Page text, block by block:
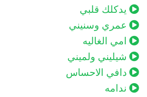
يدكلك قلبي
عمري وسنيني
امي الغاليه
شيليني ولميني
دافي الاحساس
ندامه